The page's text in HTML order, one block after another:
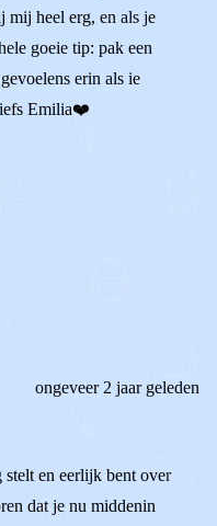
mij heel erg, en als je
goeie tip: pak een
erin als ie
Emilia❤️
ongeveer 2 jaar geleden
en eerlijk bent over
dat je nu middenin